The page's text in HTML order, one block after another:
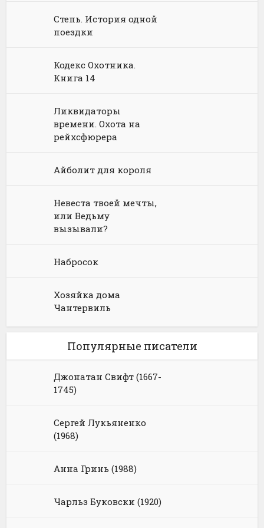
Юриспруденция, право
Попаданцы
Юмористическая фантастика
Русское фэнтези
Фэнтези про драконов
Юмористическое фэнтези
Степь. История одной
поездки
Кодекс Охотника.
Книга 14
Ликвидаторы
времени. Охота на
рейхсфюрера
Айболит для короля
Невеста твоей мечты,
или Ведьму
вызывали?
Набросок
Хозяйка дома
Чантервиль
Популярные писатели
Джонатан Свифт (1667-
1745)
Сергей Лукьяненко
(1968)
Анна Гринь (1988)
Чарльз Буковски (1920)